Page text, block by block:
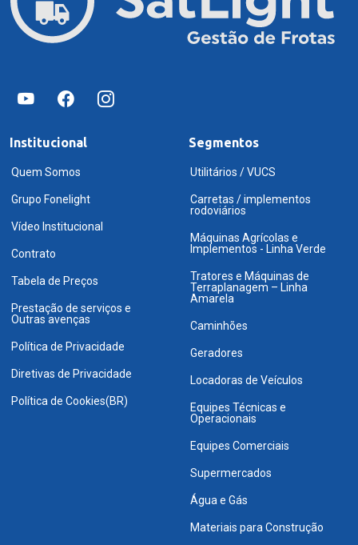
Institucional
Quem Somos
Grupo Fonelight
Vídeo Institucional
Contrato
Tabela de Preços
Prestação de serviços e
Outras avenças
Política de Privacidade
Diretivas de Privacidade
Política de Cookies(BR)
Segmentos
Utilitários / VUCS
Carretas / implementos
rodoviários
Máquinas Agrícolas e
Implementos - Linha Verde
Tratores e Máquinas de
Terraplanagem – Linha
Amarela
Caminhões
Geradores
Locadoras de Veículos
Equipes Técnicas e
Operacionais
Equipes Comerciais
Supermercados
Água e Gás
Materiais para Construção